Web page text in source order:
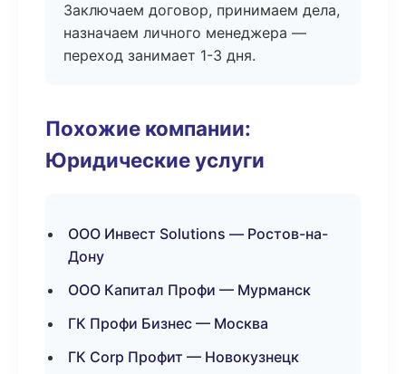
Заключаем договор, принимаем дела,
назначаем личного менеджера —
переход занимает 1-3 дня.
Похожие компании:
Юридические услуги
ООО Инвест Solutions — Ростов-на-
Дону
ООО Капитал Профи — Мурманск
ГК Профи Бизнес — Москва
ГК Corp Профит — Новокузнецк